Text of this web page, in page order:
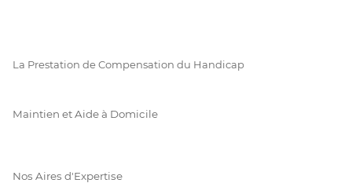
La Prestation de Compensation du Handicap
Maintien et Aide à Domicile
Nos Aires d'Expertise